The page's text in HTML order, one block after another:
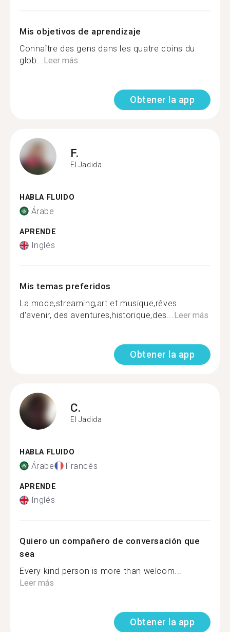
Mis objetivos de aprendizaje
Connaître des gens dans les quatre coins du
glob...Leer más
Obtener la app
F.
El Jadida
HABLA FLUIDO
Árabe
APRENDE
Inglés
Mis temas preferidos
La mode,streaming,art et musique,rêves
d'avenir, des aventures,historique,des...Leer más
Obtener la app
C.
El Jadida
HABLA FLUIDO
Árabe Francés
APRENDE
Inglés
Quiero un compañero de conversación que
sea
Every kind person is more than welcom...
Leer más
Obtener la app